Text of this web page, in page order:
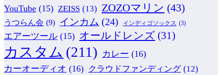
YouTube (15) ZEISS (13) ZOZOマリン (43)
うつらん会 (9) インカム (24) インディゴソックス (3)
エアーツール (15) オールドレンズ (31)
カスタム (211) カレー (16)
カーオーディオ (16) クラウドファンディング (12)